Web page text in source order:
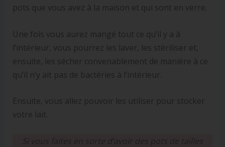
pots que vous avez à la maison et qui sont en verre.
Une fois vous aurez mangé tout ce qu’il y a à
l’intérieur, vous pourrez les laver, les stériliser et,
ensuite, les sécher convenablement de manière à ce
qu’il n’y ait pas de bactéries à l’intérieur.
Ensuite, vous allez pouvoir les utiliser pour stocker
votre lait.
Si vous faites en sorte d’avoir des pots de tailles